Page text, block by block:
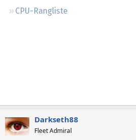
CPU-Rangliste
Darkseth88
Fleet Admiral